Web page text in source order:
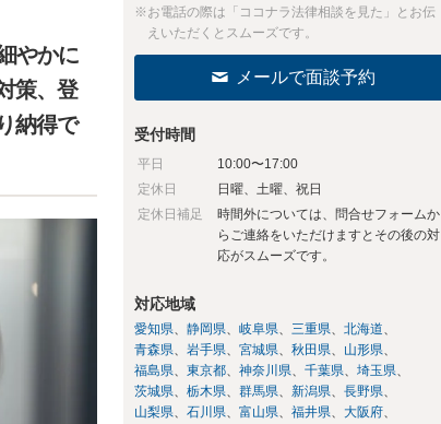
やかに
策、登
納得で
※お電話の際は「ココナラ法律相談を見た」とお伝
えいただくとスムーズです。
メールで面談予約
受付時間
平日
10:00〜17:00
定休日
日曜、土曜、祝日
定休日補足
時間外については、問合せフォームか
らご連絡をいただけますとその後の対
応がスムーズです。
対応地域
愛知県 静岡県 岐阜県 三重県
北海道
青森県
岩手県 宮城県 秋田県
山形県
福島県
東京都 神奈川県 千葉県
埼玉県
茨城県
栃木県 群馬県 新潟県
長野県
山梨県
石川県 富山県 福井県
大阪府